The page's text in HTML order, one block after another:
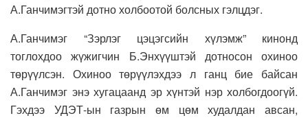
А.Ганчимэгтэй дотно холбоотой болсных гэлцдэг.
А.Ганчимэг “Зэрлэг цэцэгсийн хүлэмж” кинонд
тоглохдоо жүжигчин Б.Энхүүштэй дотносон охиноо
төрүүлсэн. Охиноо төрүүлэхдээ л ганц бие байсан
А.Ганчимэг энэ хугацаанд эр хүнтэй нэр холбогдоогүй.
Гэхдээ УДЭТ-ын газрын өм цөм худалдан авсан,